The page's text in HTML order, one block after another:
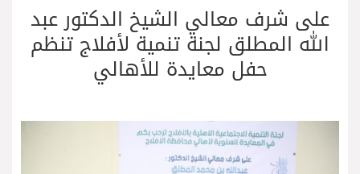
على شرف معالي الشيخ الدكتور عبد
الله المطلق لجنة تنمية لأفلاج تنظم
حفل معايدة للأهالي